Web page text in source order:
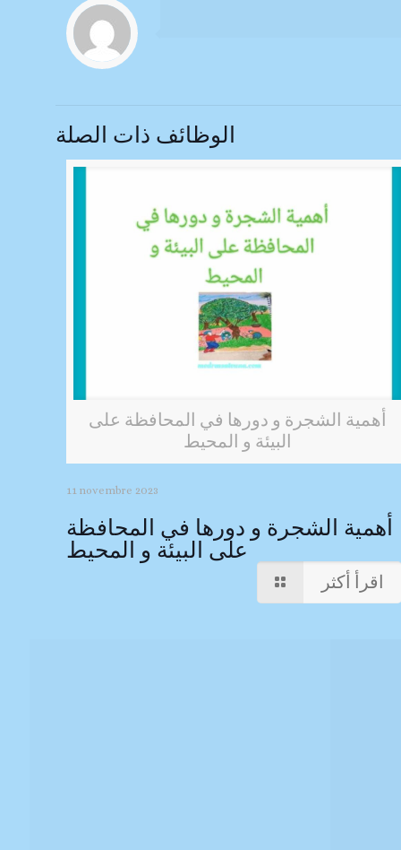
الوظائف ذات الصلة
أهمية الشجرة و دورها في المحافظة على
البيئة و المحيط
11 novembre 2023
أهمية الشجرة و دورها في المحافظة
على البيئة و المحيط
اقرأ أكثر